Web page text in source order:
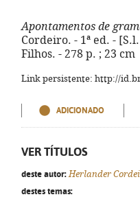
Apontamentos de
Cordeiro. - 1ª ed. -
Filhos. - 278 p. ; 23 cm
Link persistente: http://
ADICIONADO
VER TÍTULOS
deste autor: Herlander
destes temas: